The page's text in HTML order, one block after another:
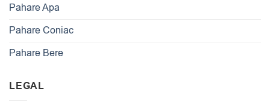
Pahare Apa
Pahare Coniac
Pahare Bere
LEGAL